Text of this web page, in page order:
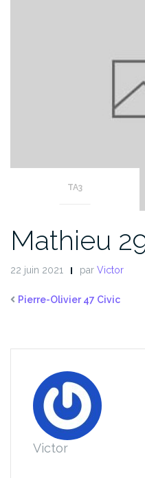
TA3
Mathieu
22 juin 2021 par Victor
Pierre-Olivier 47 Civic
Victor